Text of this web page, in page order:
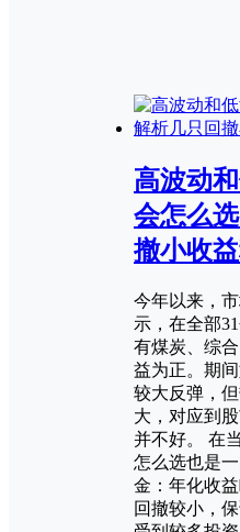
高波动
会怎么
撤小收
今年以来，
示，在全部
有煤炭、综
益为正。期
较大反弹，
大，对应到
并不好。 在
怎么选也是
金：年化收
回撤较小，